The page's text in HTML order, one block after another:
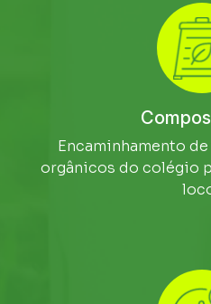
Encaminhamento
orgânicos do colégio